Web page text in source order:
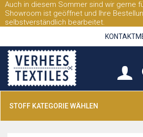
Auch in diesem Sommer sind wir gerne
Showroom ist geöffnet und Ihre
selbstverständlich bearbeitet.
KONTAKT
STOFF KATEGORIE WÄHLEN